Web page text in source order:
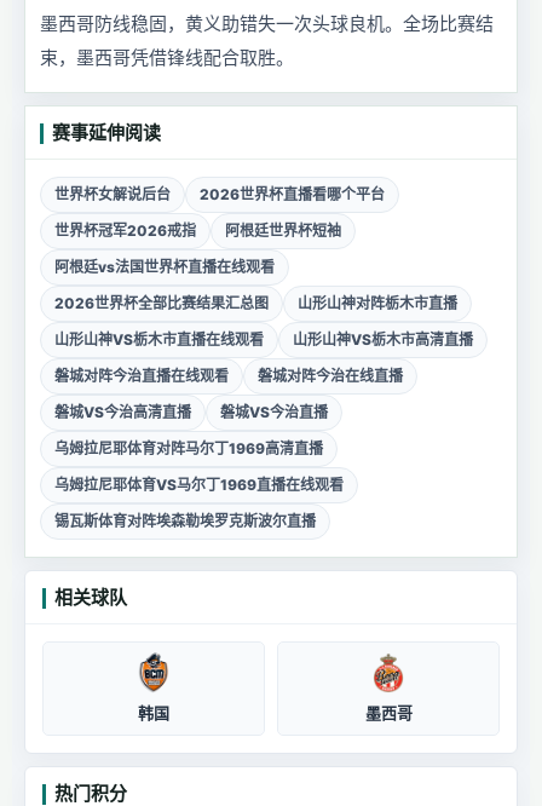
墨西哥防线稳固，黄义助错失一次头球良机。全场比赛结
束，墨西哥凭借锋线配合取胜。
赛事延伸阅读
世界杯女解说后台
2026世界杯直播看哪个平台
世界杯冠军2026戒指
阿根廷世界杯短袖
阿根廷vs法国世界杯直播在线观看
2026世界杯全部比赛结果汇总图
山形山神对阵栃木市直播
山形山神VS栃木市直播在线观看
山形山神VS栃木市高清直播
磐城对阵今治直播在线观看
磐城对阵今治在线直播
磐城VS今治高清直播
磐城VS今治直播
乌姆拉尼耶体育对阵马尔丁1969高清直播
乌姆拉尼耶体育VS马尔丁1969直播在线观看
锡瓦斯体育对阵埃森勒埃罗克斯波尔直播
相关球队
韩国 墨西哥
热门积分